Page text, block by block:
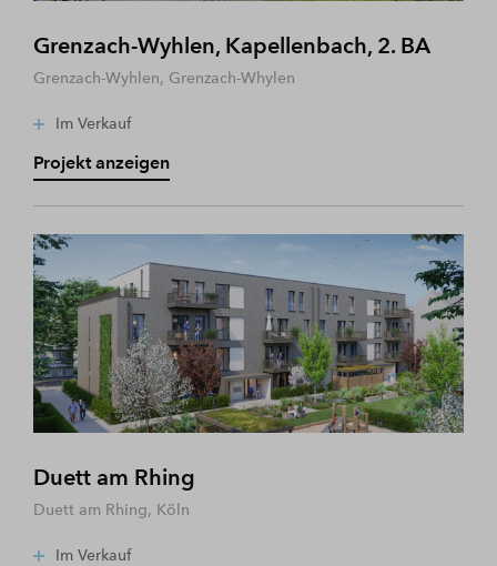
Grenzach-Wyhlen, Kapellenbach, 2. BA
Grenzach-Wyhlen, Grenzach-Whylen
Im Verkauf
Projekt anzeigen
Duett am Rhing
Duett am Rhing, Köln
Im Verkauf